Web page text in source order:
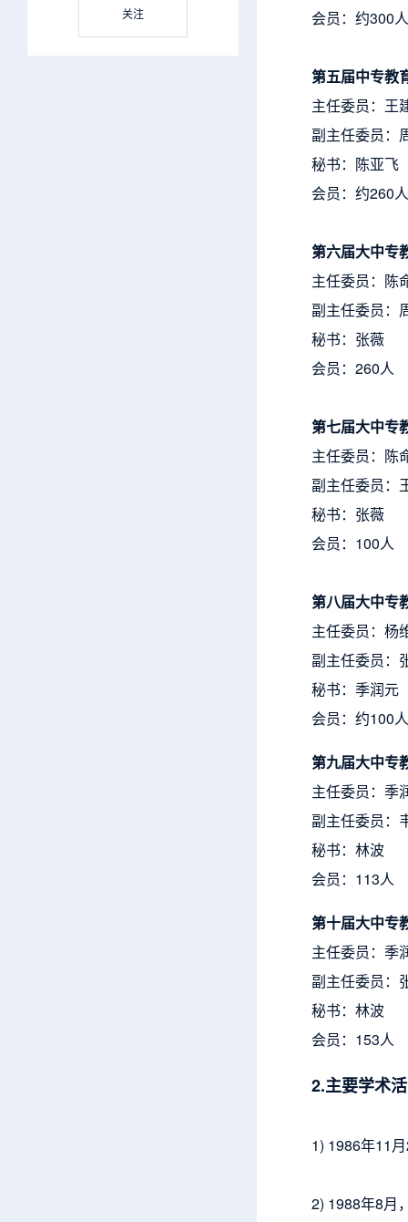
关注
会员：约300人
第五届中专教
主任委员：王
副主任委员：
秘书：陈亚飞
会员：约260人
第六届大中专
主任委员：陈
副主任委员：
秘书：张薇
会员：260人
第七届大中专
主任委员：陈
副主任委员：
秘书：张薇
会员：100人
第八届大中专
主任委员：杨
副主任委员：
秘书：季润元
会员：约100人
第九届大中专
主任委员：季
副主任委员：
秘书：林波
会员：113人
第十届大中专
主任委员：季
副主任委员：
秘书：林波
会员：153人
2.主要学术
1) 1986年11
2) 1988年8月